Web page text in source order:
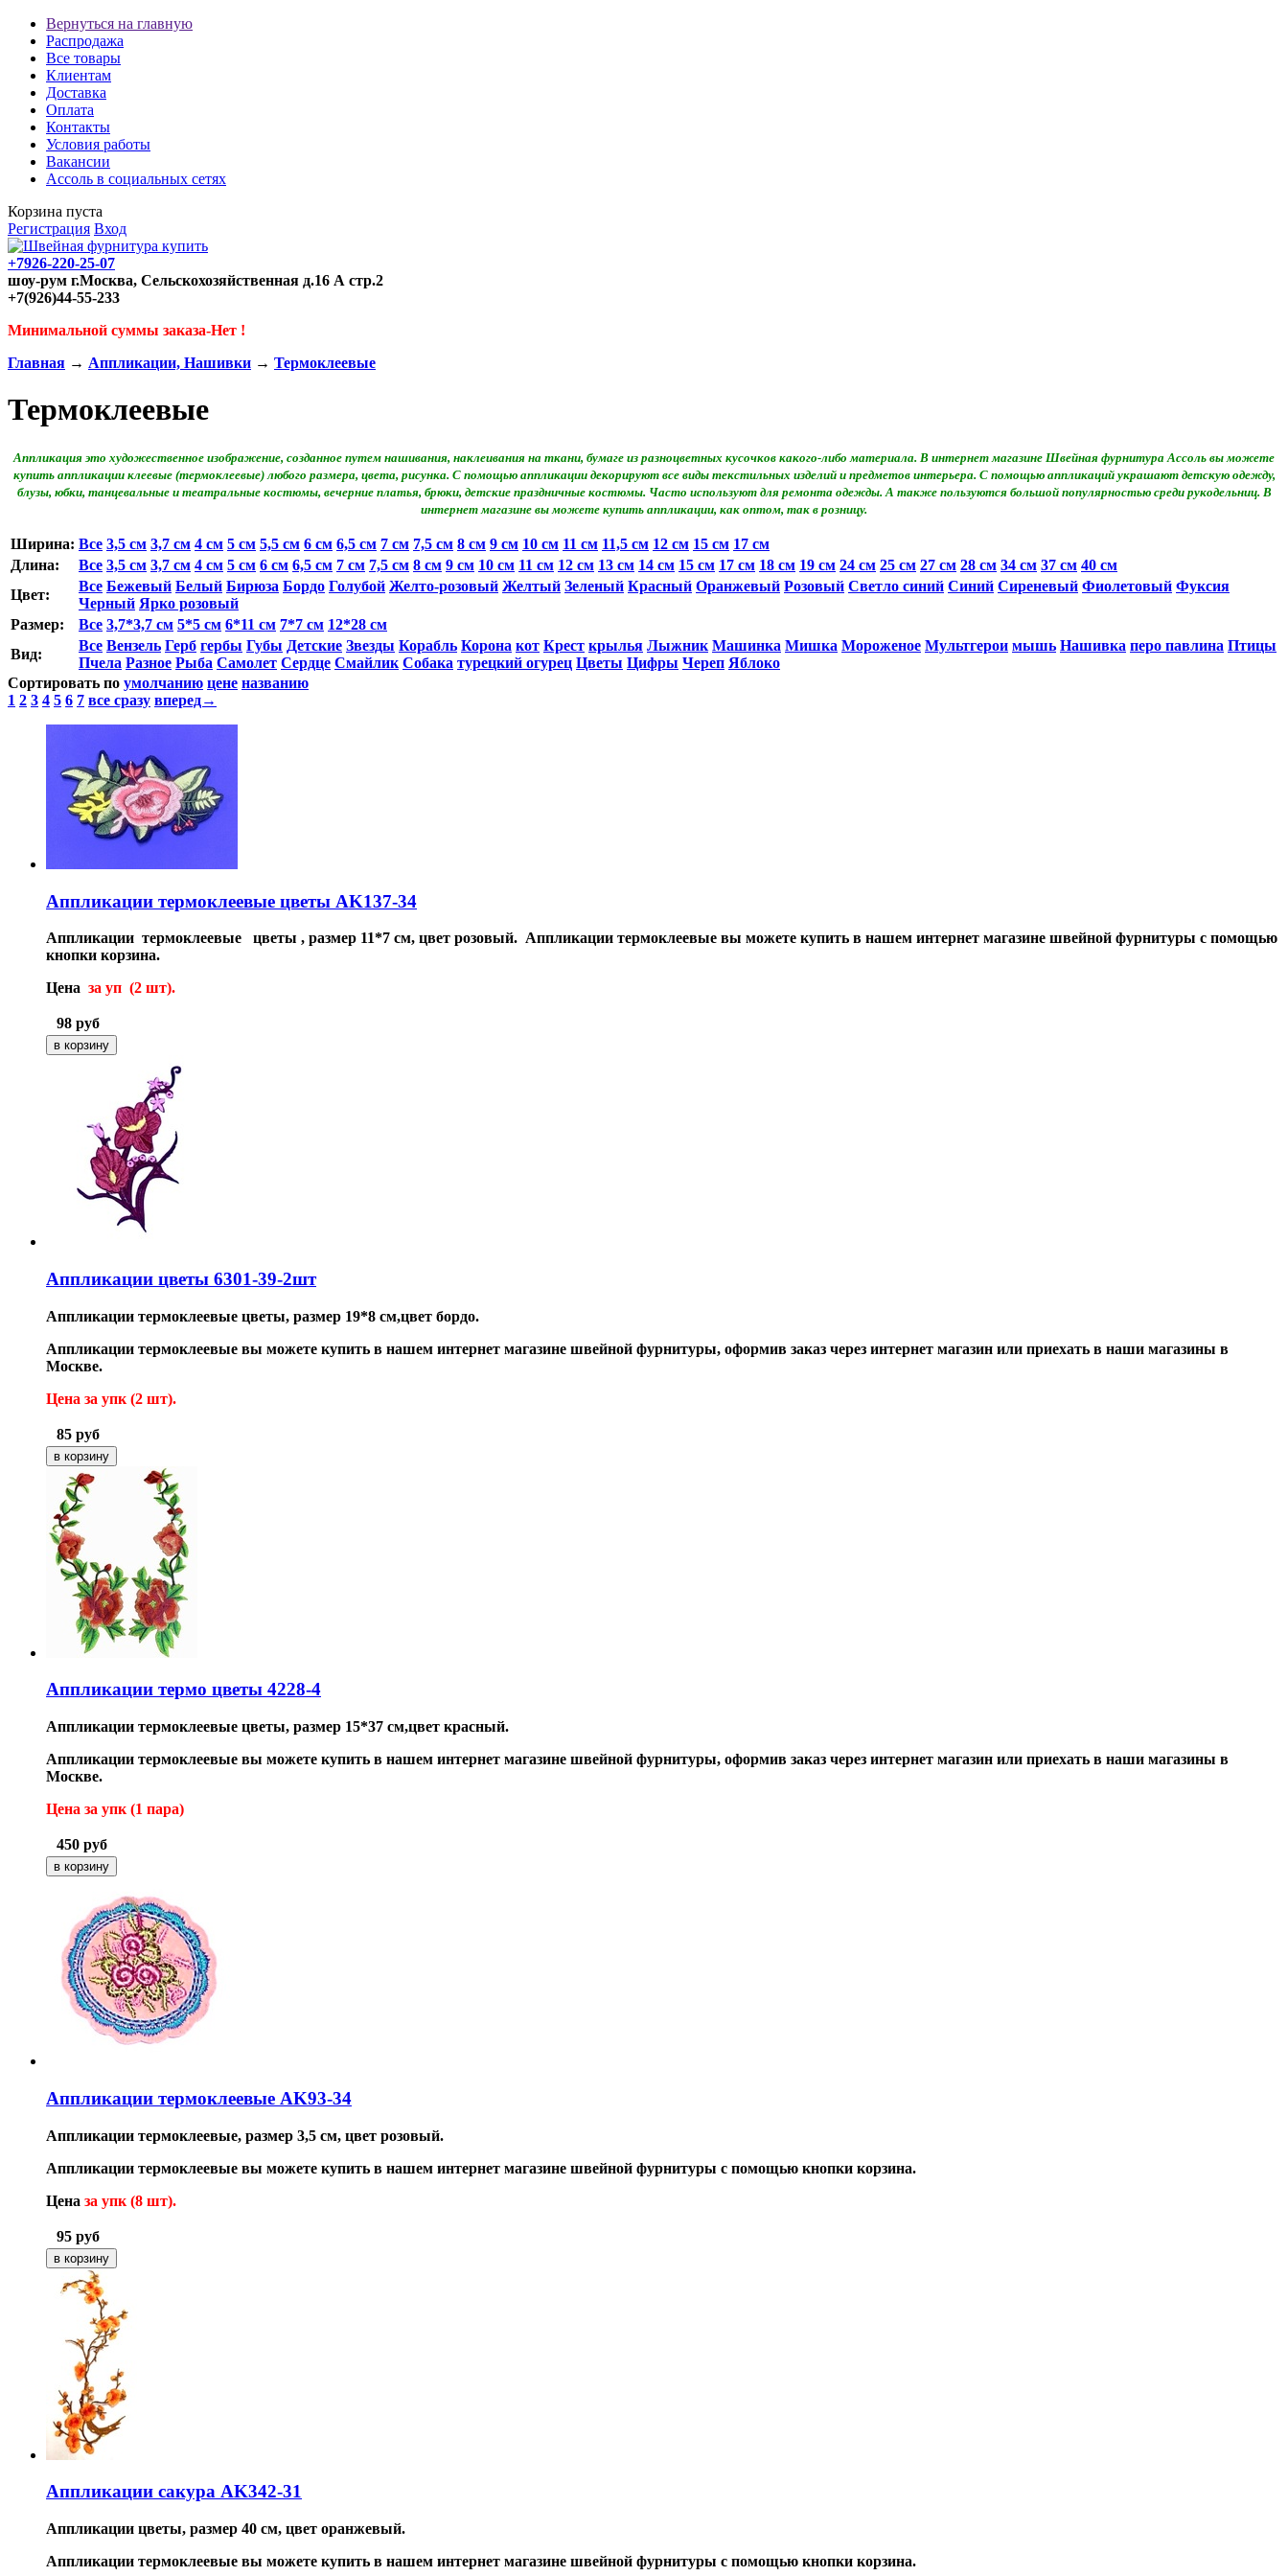
Вернуться на главную
Распродажа
Все товары
Клиентам
Доставка
Оплата
Контакты
Условия работы
Вакансии
Ассоль в социальных сетях
Корзина пуста
Регистрация Вход
+7926-220-25-07
шоу-рум г.Москва, Сельскохозяйственная д.16 А стр.2
+7(926)44-55-233
Минимальной суммы заказа-Нет !
Главная → Аппликации, Нашивки → Термоклеевые
Термоклеевые
Аппликация это художественное изображение, созданное путем нашивания, наклеивания на ткани, бумаге из разноцветных кусочков какого-либо материала. В интернет магазине Швейная фурнитура Ассоль вы можете
купить аппликации клеевые (термоклеевые) любого размера, цвета, рисунка. С помощью аппликации декорируют все виды текстильных изделий и предметов интерьера. С помощью аппликаций украшают детскую одежду,
блузы, юбки, танцевальные и театральные костюмы, вечерние платья, брюки, детские праздничные костюмы. Часто используют для ремонта одежды. А также пользуются большой популярностью среди рукодельниц. В
интернет магазине вы можете купить аппликации, как оптом, так в розницу.
Ширина: Все 3,5 см 3,7 см 4 см 5 см 5,5 см 6 см 6,5 cм 7 см 7,5 см 8 см 9 см 10 см 11 см 11,5 см 12 см 15 см 17 см
Длина:
Все 3,5 см 3,7 см 4 см 5 см 6 см 6,5 см 7 см 7,5 см 8 см 9 см 10 см 11 см 12 см 13 см 14 см 15 см 17 см 18 см 19 см 24 см 25 см 27 см 28 см 34 см 37 см 40 см
Цвет:
Все Бежевый Белый Бирюза Бордо Голубой Желто-розовый Желтый Зеленый Красный Оранжевый Розовый Светло синий Синий Сиреневый Фиолетовый Фуксия
Черный Ярко розовый
Размер:
Все 3,7*3,7 см 5*5 см 6*11 см 7*7 см 12*28 см
Вид:
Все Вензель Герб гербы Губы Детские Звезды Корабль Корона кот Крест крылья Лыжник Машинка Мишка Мороженое Мультгерои мышь Нашивка перо павлина Птицы
Пчела Разное Рыба Самолет Сердце Смайлик Собака турецкий огурец Цветы Цифры Череп Яблоко
Сортировать по умолчанию цене названию
1 2 3 4 5 6 7 все сразу вперед→
Аппликации термоклеевые цветы AK137-34
Аппликации термоклеевые цветы , размер 11*7 см, цвет розовый. Аппликации термоклеевые вы можете купить в нашем интернет магазине швейной фурнитуры с помощью
кнопки корзина.
Цена за уп (2 шт).
98 руб
Аппликации цветы 6301-39-2шт
Аппликации термоклеевые цветы, размер 19*8 см,цвет бордо.
Аппликации термоклеевые вы можете купить в нашем интернет магазине швейной фурнитуры, оформив заказ через интернет магазин или приехать в наши магазины в
Москве.
Цена за упк (2 шт).
85 руб
Аппликации термо цветы 4228-4
Аппликации термоклеевые цветы, размер 15*37 см,цвет красный.
Аппликации термоклеевые вы можете купить в нашем интернет магазине швейной фурнитуры, оформив заказ через интернет магазин или приехать в наши магазины в
Москве.
Цена за упк (1 пара)
450 руб
Аппликации термоклеевые AK93-34
Аппликации термоклеевые, размер 3,5 см, цвет розовый.
Аппликации термоклеевые вы можете купить в нашем интернет магазине швейной фурнитуры с помощью кнопки корзина.
Цена за упк (8 шт).
95 руб
Аппликации сакура AK342-31
Аппликации цветы, размер 40 см, цвет оранжевый.
Аппликации термоклеевые вы можете купить в нашем интернет магазине швейной фурнитуры с помощью кнопки корзина.